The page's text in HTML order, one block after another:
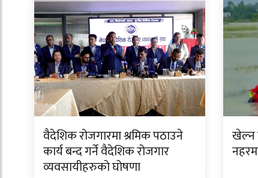
वैदेशिक रोजगारमा श्रमिक पठाउने
कार्य बन्द गर्ने वैदेशिक रोजगार
व्यवसायीहरुको घोषणा
खेल्न